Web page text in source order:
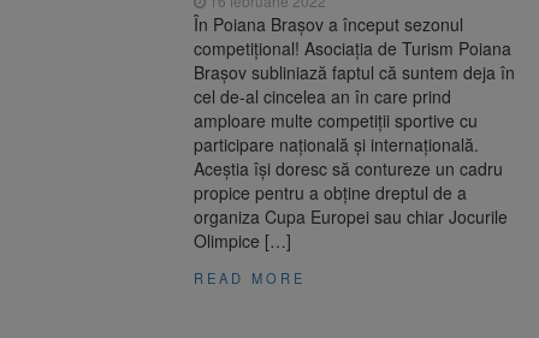
În Poiana Brașov a început sezonul
competițional! Asociația de Turism Poiana
Brașov subliniază faptul că suntem deja în
cel de-al cincelea an în care prind
amploare multe competiții sportive cu
participare națională și internațională.
Aceștia își doresc să contureze un cadru
propice pentru a obține dreptul de a
organiza Cupa Europei sau chiar Jocurile
Olimpice […]
READ MORE